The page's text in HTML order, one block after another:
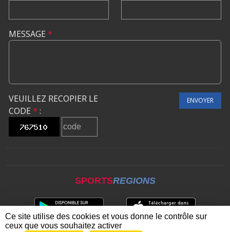
MESSAGE *
VEUILLEZ RECOPIER LE
CODE * :
ENVOYER
SPORTSREGIONS
Ce site utilise des cookies et vous donne le contrôle sur
ceux que vous souhaitez activer